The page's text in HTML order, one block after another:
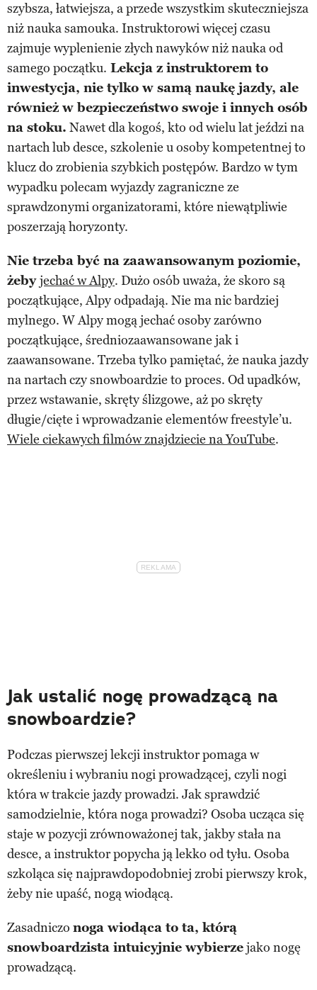
szybsza, łatwiejsza, a przede wszystkim skuteczniejsza
niż nauka samouka. Instruktorowi więcej czasu
zajmuje wyplenienie złych nawyków niż nauka od
samego początku. Lekcja z instruktorem to
inwestycja, nie tylko w samą naukę jazdy, ale
również w bezpieczeństwo swoje i innych osób
na stoku. Nawet dla kogoś, kto od wielu lat jeździ na
nartach lub desce, szkolenie u osoby kompetentnej to
klucz do zrobienia szybkich postępów. Bardzo w tym
wypadku polecam wyjazdy zagraniczne ze
sprawdzonymi organizatorami, które niewątpliwie
poszerzają horyzonty.
Nie trzeba być na zaawansowanym poziomie,
żebyjechać w Alpy. Dużo osób uważa, że skoro są
początkujące, Alpy odpadają. Nie ma nic bardziej
mylnego. W Alpy mogą jechać osoby zarówno
początkujące, średniozaawansowane jak i
zaawansowane. Trzeba tylko pamiętać, że nauka jazdy
na nartach czy snowboardzie to proces. Od upadków,
przez wstawanie, skręty ślizgowe, aż po skręty
długie/cięte i wprowadzanie elementów freestyle’u.
Wiele ciekawych filmów znajdziecie na YouTube.
Jak ustalić nogę prowadzącą na
snowboardzie?
Podczas pierwszej lekcji instruktor pomaga w
określeniu i wybraniu nogi prowadzącej, czyli nogi
która w trakcie jazdy prowadzi. Jak sprawdzić
samodzielnie, która noga prowadzi? Osoba ucząca się
staje w pozycji zrównoważonej tak, jakby stała na
desce, a instruktor popycha ją lekko od tyłu. Osoba
szkoląca się najprawdopodobniej zrobi pierwszy krok,
żeby nie upaść, nogą wiodącą.
Zasadniczo noga wiodąca to ta, którą
snowboardzista intuicyjnie wybierzejako nogę
prowadzącą.